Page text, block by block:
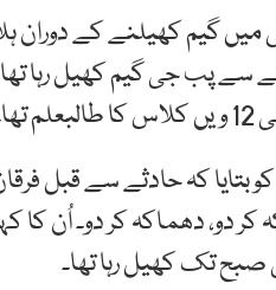
گیم کھیلنے کے دوران
6 گھنٹے سے پب جی گیم کھیل
کو بتایا کہ حادثے سے قبل
دو، دھماکہ کر دو۔ اُن کا
صبح تک کھیل رہا تھا۔